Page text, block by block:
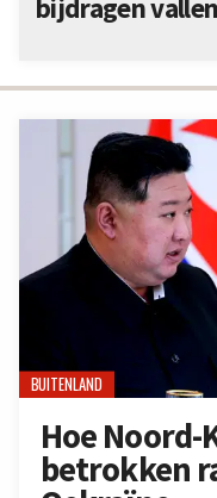
BUITENLAND
Hoe Noord-
betrokken
bijdragen vallen